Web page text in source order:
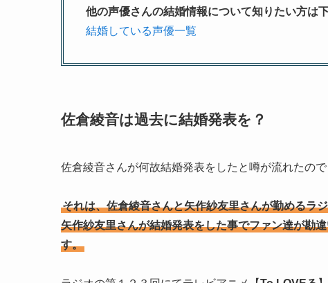
他の声優さんの結婚情報について知りたい方は
結婚している声優一覧
佐倉綾音は過去に結婚発表を？
佐倉綾音さんが何故結婚発表をしたと噂が流れたので
それは、佐倉綾音さんと矢作紗友里さんが勤めるラ
矢作紗友里さんが結婚発表をした事でファン達が勘
す。